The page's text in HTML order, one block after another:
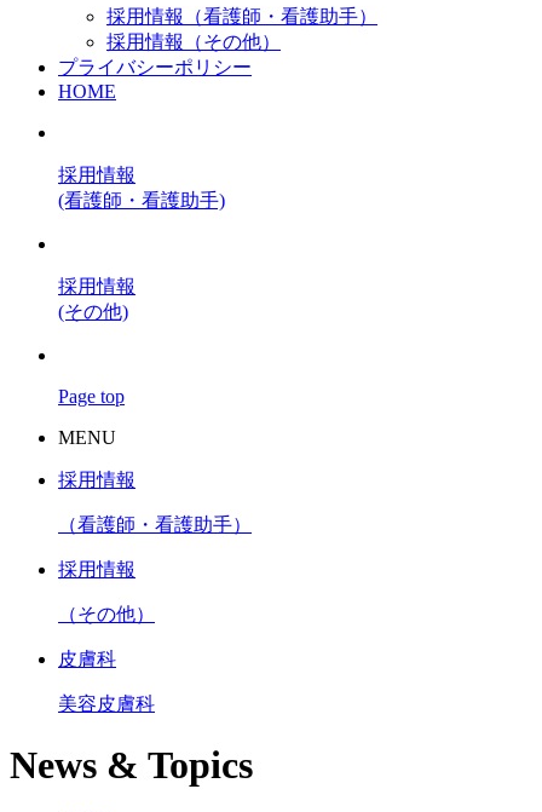
採用情報（看護師・看護助手）
採用情報（その他）
プライバシーポリシー
HOME
採用情報
(看護師・看護助手)
採用情報
(その他)
Page top
MENU
採用情報
（看護師・看護助手）
採用情報
（その他）
皮膚科
美容皮膚科
News & Topics